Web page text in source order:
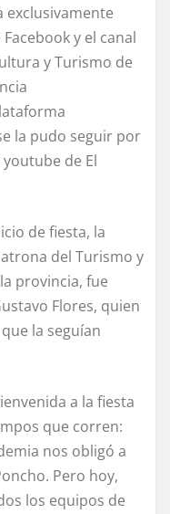
exclusivamente
y el canal
y Turismo de
la pudo seguir por
youtube de El
de fiesta, la
del Turismo y
provincia, fue
Flores, quien
la seguían
a la fiesta
que corren:
nos obligó a
Pero hoy,
los equipos de